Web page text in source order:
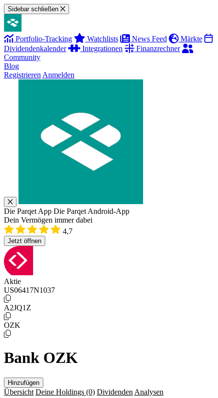
Sidebar schließen
Portfolio-Tracking Watchlists News Feed
Märkte
Dividendenkalender
Integrationen
Finanzrechner
Community
Blog
Registrieren Anmelden
Die Parqet App Die Parqet Android-App
Dein Vermögen immer dabei
4,7
Jetzt öffnen
Aktie
US06417N1037
A2JQ1Z
OZK
Bank OZK
Hinzufügen
Übersicht Deine Holdings (0) Dividenden Analysen